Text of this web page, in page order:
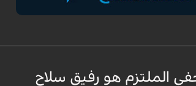
الملتزم هو رفيق سلاح